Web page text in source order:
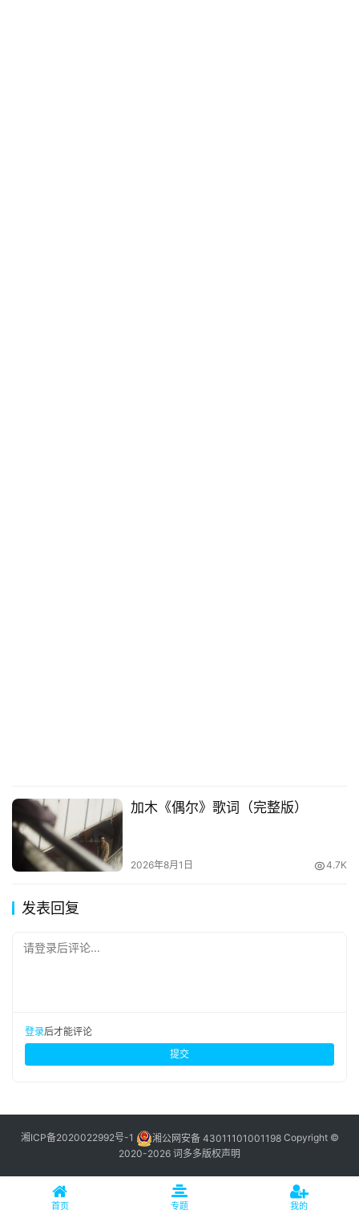
加木《偶尔》歌词（完整版）
2026年8月1日 4.7K
发表回复
请登录后评论...
登录后才能评论
提交
湘ICP备2020022992号-1 湘公网安备 43011101001198Copyright ©
2020-2026 词多多版权声明
首页 专题 我的